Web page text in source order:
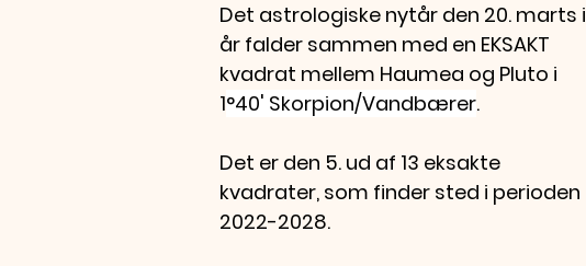
Det astrologiske nytår den 20. marts i
år falder sammen med en EKSAKT
kvadrat mellem Haumea og Pluto i
1°40' Skorpion/Vandbærer.
Det er den 5. ud af 13 eksakte
kvadrater, som finder sted i perioden
2022-2028.